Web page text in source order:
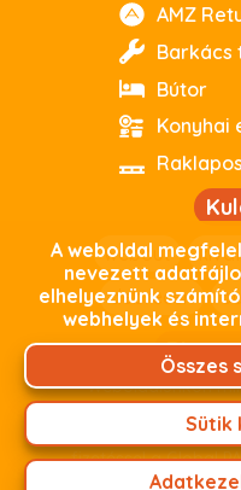
AMZ
Barkács
Bútor
Konyhai
webout
debrecen
Weboldalunkon
személyes adatait,
zajlik. Termékeink
fizetéssel a Global
fizetési felületünkön
A weboldal
nevezett
elhelyeznünk
webhelyek és
Összes
Sütik